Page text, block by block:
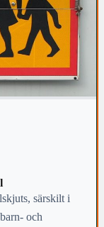
särskilt i
och